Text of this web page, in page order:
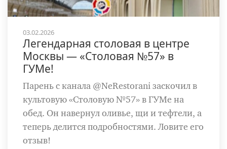
03.02.2026
Легендарная столовая в центре
Москвы — «Столовая №57» в
ГУМе!
Парень с канала @NeRestorani заскочил в
культовую «Столовую №57» в ГУМе на
обед. Он навернул оливье, щи и тефтели, а
теперь делится подробностями. Ловите его
отзыв!